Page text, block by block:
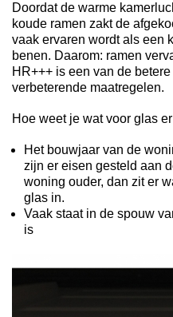
Doordat de warme
koude ramen zakt de
vaak ervaren wordt als een
benen. Daarom: ramen
HR+++ is een van de
verbeterende maatregelen.
Hoe weet je wat voor glas
Het bouwjaar van de
zijn er eisen gesteld aan
woning ouder, dan zit er
glas in.
Vaak staat in de spouw
is